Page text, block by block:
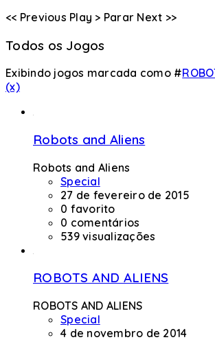
<< Previous Play > Parar Next >>
Todos os Jogos
Exibindo jogos marcada como #
(x)
Robots and Aliens
Robots and Aliens
Special
27 de fevereiro de 2015
0 favorito
0 comentários
539 visualizações
ROBOTS AND ALIENS
ROBOTS AND ALIENS
Special
4 de novembro de 2014